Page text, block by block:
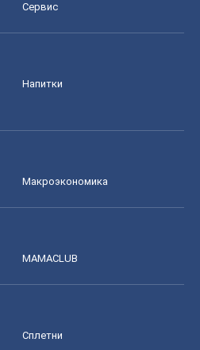
Сервис
Напитки
Mакроэкономика
MAMACLUB
Сплетни